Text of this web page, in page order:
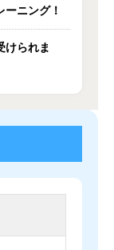
ニング！
けられま